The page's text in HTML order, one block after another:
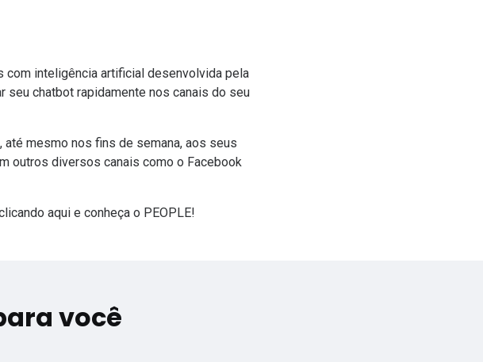
com inteligência artificial desenvolvida pela
seu chatbot rapidamente nos canais do seu
até mesmo nos fins de semana, aos seus
outros diversos canais como o Facebook
aqui e conheça o PEOPLE!
você